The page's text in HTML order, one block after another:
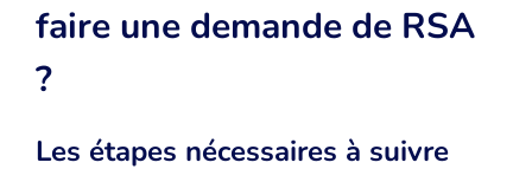
faire une demande de RSA
?
Les étapes nécessaires à suivre